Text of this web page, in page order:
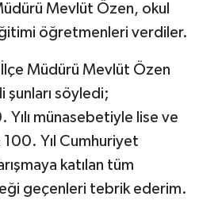
Mevlüt Özen, okul
öğretmenleri verdiler.
Müdürü Mevlüt Özen
şunları söyledi;
Yılı münasebetiyle lise ve
100. Yıl Cumhuriyet
katılan tüm
geçenleri tebrik ederim.